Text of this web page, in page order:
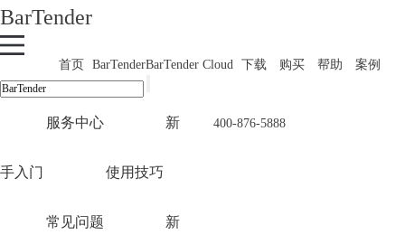
BarTender
首页 BarTenderBarTender Cloud 下载 购买 帮助 案例
400-876-5888
服务中心 新
手入门 使用技巧
常见问题 新